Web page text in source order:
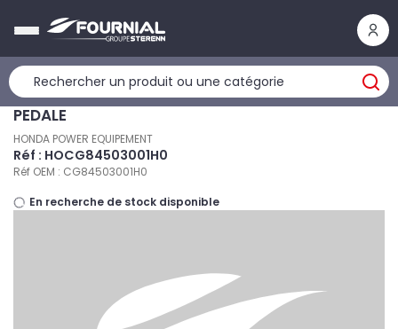
PEDALE
HONDA POWER EQUIPEMENT
Réf : HOCG84503001H0
Réf OEM : CG84503001H0
En recherche de stock disponible